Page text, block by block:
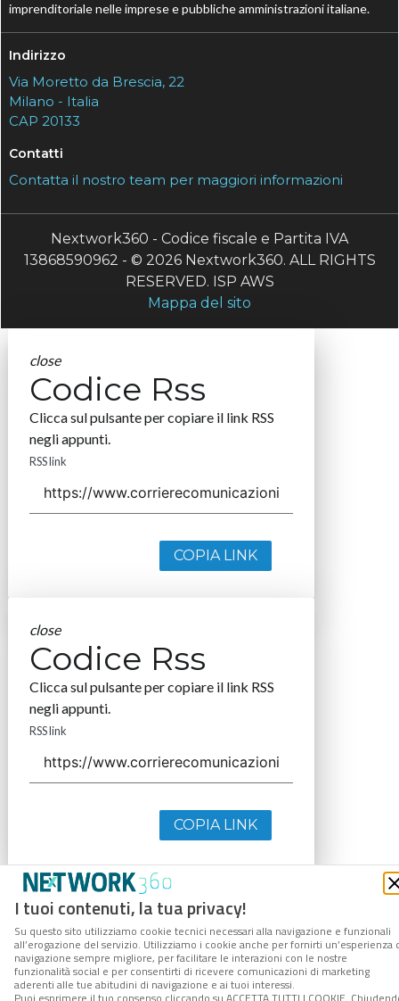
I tuoi contenuti, la tua privacy!
Su questo sito utilizziamo cookie tecnici necessari alla navigazione e funzionali
all’erogazione del servizio. Utilizziamo i cookie anche per fornirti un’esperienza
navigazione sempre migliore, per facilitare le interazioni con le nostre
funzionalità social e per consentirti di ricevere comunicazioni di marketing
aderenti alle tue abitudini di navigazione e ai tuoi interessi.
imprenditoriale nelle imprese e pubbliche amministrazioni italiane.
Indirizzo
Via Moretto da Brescia, 22
Milano - Italia
CAP 20133
Contatti
Contatta il nostro team per maggiori informazioni
Nextwork360 - Codice fiscale e Partita IVA
13868590962 - © 2026 Nextwork360. ALL RIGHTS
RESERVED. ISP AWS
Mappa del sito
close
Codice Rss
Clicca sul pulsante per copiare il link RSS
negli appunti.
RSS link
COPIA LINK
close
Codice Rss
Clicca sul pulsante per copiare il link RSS
negli appunti.
RSS link
COPIA LINK